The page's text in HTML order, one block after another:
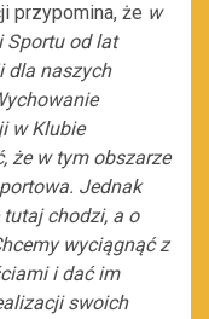
przypomina, że w
Sportu od lat
dla naszych
w Klubie
że w tym obszarze
Jednak
chodzi, a o
wyciągnąć z
i dać im
swoich